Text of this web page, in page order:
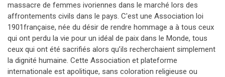
massacre de femmes ivoriennes dans le marché lors des
affrontements civils dans le pays. C'est une Association loi
1901française, née du désir de rendre hommage a à tous ceux
qui ont perdu la vie pour un idéal de paix dans le Monde, tous
ceux qui ont été sacrifiés alors qu’ils recherchaient simplement
la dignité humaine. Cette Association et plateforme
internationale est apolitique, sans coloration religieuse ou